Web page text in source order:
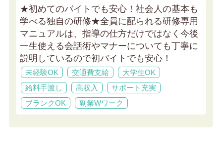
★初めてのバイトでも安心！社会人の基本も
学べる独自の研修★全員に配られる研修専用
マニュアルは、指導の仕方だけではなく今後
一生使える会話術やマナーについても丁寧に
説明しているので初バイトでも安心！
未経験OK 交通費支給
大学生OK
給料手渡し
高収入
サポート充実
ブランクOK
副業Wワーク